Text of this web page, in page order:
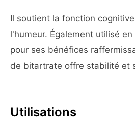
Il soutient la fonction
l'humeur. Également utilisé
pour ses bénéfices
de bitartrate offre stabilité et
Utilisations